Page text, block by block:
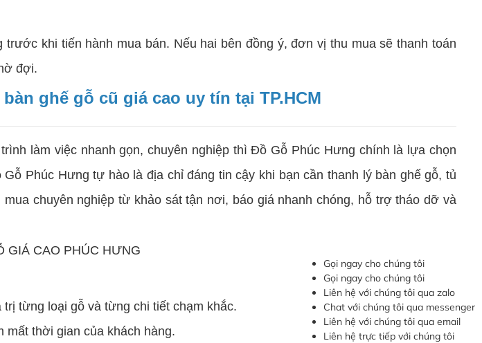
khi tiến hành mua bán. Nếu hai bên đồng ý, đơn vị thu mua sẽ thanh toán
đợi.
ghế gỗ cũ giá cao uy tín tại TP.HCM
làm việc nhanh gọn, chuyên nghiệp thì Đồ Gỗ Phúc Hưng chính là lựa chọn
Phúc Hưng tự hào là địa chỉ đáng tin cậy khi bạn cần thanh lý bàn ghế gỗ, tủ
chuyên nghiệp từ khảo sát tận nơi, báo giá nhanh chóng, hỗ trợ tháo dỡ và
từng loại gỗ và từng chi tiết chạm khắc.
mất thời gian của khách hàng.
Gọi ngay cho chúng tôi
Gọi ngay cho chúng tôi
Liên hệ với chúng tôi qua zalo
Chat với chúng tôi qua messenger
Liên hệ với chúng tôi qua email
Liên hệ trực tiếp với chúng tôi